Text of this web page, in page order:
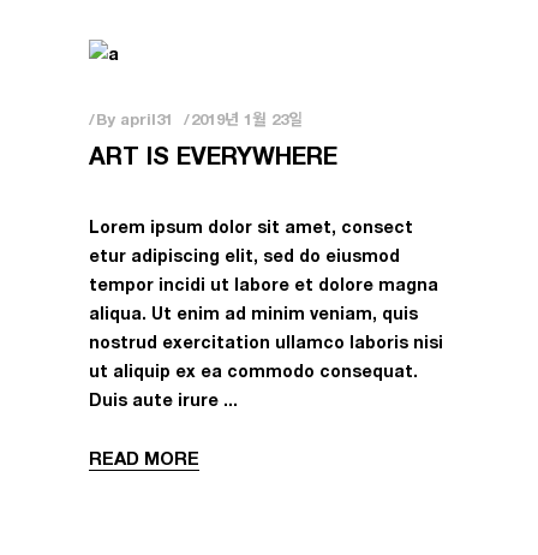
By april31 2019년 1월 23일
ART IS EVERYWHERE
Lorem ipsum dolor sit amet, consect
etur adipiscing elit, sed do eiusmod
tempor incidi ut labore et dolore magna
aliqua. Ut enim ad minim veniam, quis
nostrud exercitation ullamco laboris nisi
ut aliquip ex ea commodo consequat.
Duis aute irure
READ MORE